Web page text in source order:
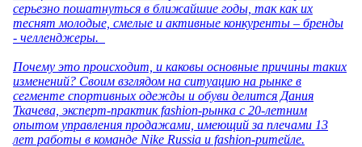
серьезно пошатнуться в ближайшие годы, так как их
теснят молодые, смелые и активные конкуренты – бренды
- челленджеры.
Почему это происходит, и каковы основные причины таких
изменений? Своим взглядом на ситуацию на рынке в
сегменте спортивных одежды и обуви делится Дания
Ткачева, эксперт-практик fashion-рынка с 20-летним
опытом управления продажами, имеющий за плечами 13
лет работы в команде Nike Russia и fashion-ритейле.